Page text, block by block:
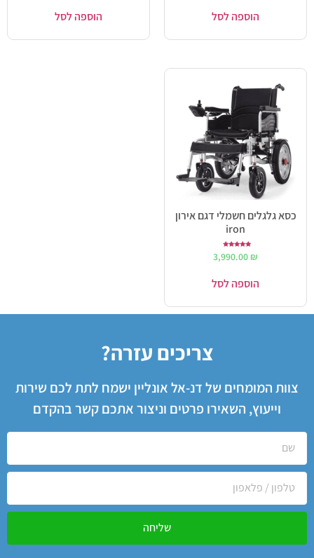
הוספה לסל הוספה לסל
כסא גלגלים חשמלי דגם אירון
iron
5.00
3,990.00 ₪
הוספה לסל
צריכים עזרה?
צוות המומחים של דנ-אל אונליין ישמח לתת לכם שירות
וייעוץ, השאירו פרטים וניצור אתכם קשר בהקדם
שליחה